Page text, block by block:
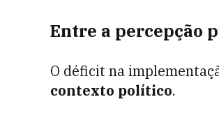
Entre a percepção
O déficit na
contexto político.